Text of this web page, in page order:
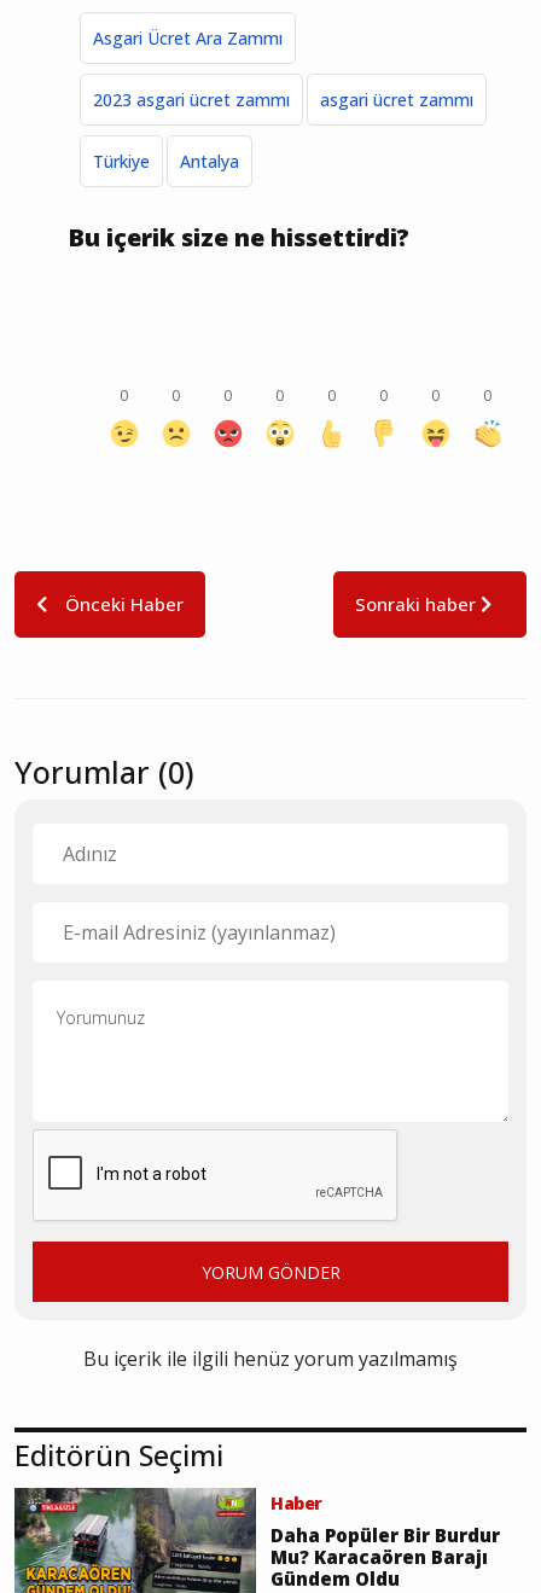
Asgari Ücret Ara Zammı
2023 asgari ücret zammı asgari ücret zammı
Türkiye Antalya
Bu içerik size ne hissettirdi?
0 0 0 0 0 0 0 0
Önceki Haber Sonraki haber
Yorumlar (0)
YORUM GÖNDER
Bu içerik ile ilgili henüz yorum yazılmamış
Editörün Seçimi
Haber
Daha Popüler Bir Burdur
Mu? Karacaören Barajı
Gündem Oldu